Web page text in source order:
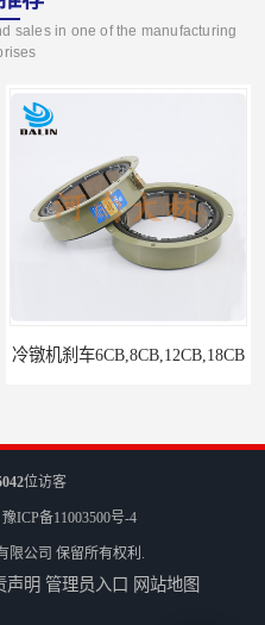
sales in one of the manufacturing
位访客
豫ICP备11003500号-4
限公司 保留所有权利.
声明 管理员入口 网站地图